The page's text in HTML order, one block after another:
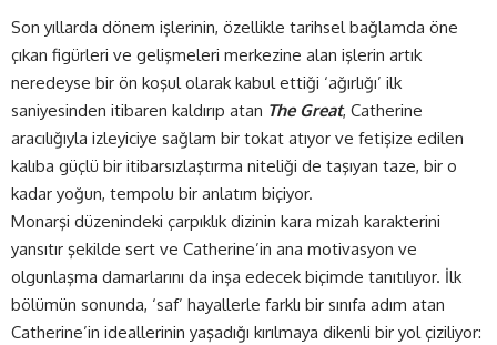
Son yıllarda dönem işlerinin, özellikle tarihsel bağlamda öne
çıkan figürleri ve gelişmeleri merkezine alan işlerin artık
neredeyse bir ön koşul olarak kabul ettiği ‘ağırlığı’ ilk
saniyesinden itibaren kaldırıp atan The Great, Catherine
aracılığıyla izleyiciye sağlam bir tokat atıyor ve fetişize edilen
kalıba güçlü bir itibarsızlaştırma niteliği de taşıyan taze, bir o
kadar yoğun, tempolu bir anlatım biçiyor.
Monarşi düzenindeki çarpıklık dizinin kara mizah karakterini
yansıtır şekilde sert ve Catherine’in ana motivasyon ve
olgunlaşma damarlarını da inşa edecek biçimde tanıtılıyor. İlk
bölümün sonunda, ‘saf’ hayallerle farklı bir sınıfa adım atan
Catherine’in ideallerinin yaşadığı kırılmaya dikenli bir yol çiziliyor: